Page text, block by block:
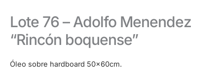
Lote 76 – Adolfo Menendez
“Rincón boquense”
Óleo sobre hardboard 50x60cm.